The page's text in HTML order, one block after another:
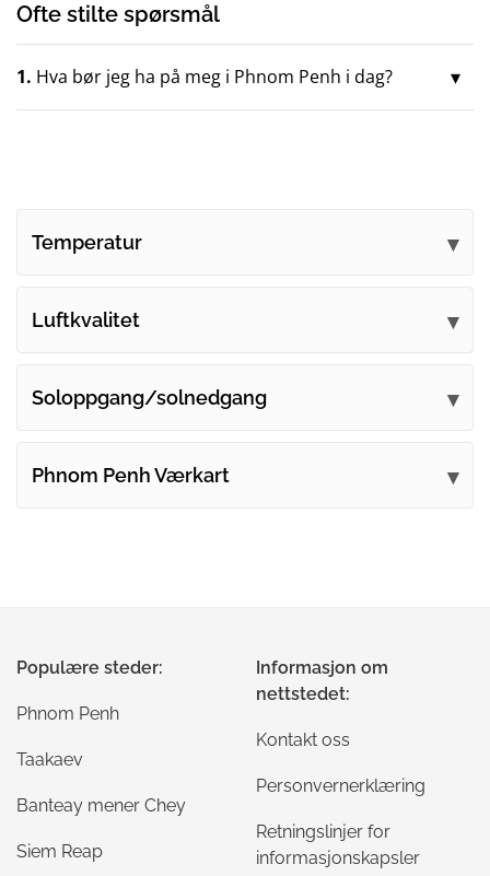
Ofte stilte spørsmål
1. Hva bør jeg ha på meg i Phnom Penh i dag?
Temperatur
Luftkvalitet
Soloppgang/solnedgang
Phnom Penh Værkart
Populære steder:
Phnom Penh
Taakaev
Banteay mener Chey
Siem Reap
Informasjon om
nettstedet:
Kontakt oss
Personvernerklæring
Retningslinjer for
informasjonskapsler